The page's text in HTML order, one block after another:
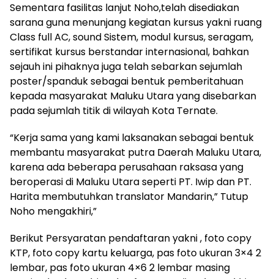
Sementara fasilitas lanjut Noho,telah disediakan
sarana guna menunjang kegiatan kursus yakni ruang
Class full AC, sound Sistem, modul kursus, seragam,
sertifikat kursus berstandar internasional, bahkan
sejauh ini pihaknya juga telah sebarkan sejumlah
poster/spanduk sebagai bentuk pemberitahuan
kepada masyarakat Maluku Utara yang disebarkan
pada sejumlah titik di wilayah Kota Ternate.
“Kerja sama yang kami laksanakan sebagai bentuk
membantu masyarakat putra Daerah Maluku Utara,
karena ada beberapa perusahaan raksasa yang
beroperasi di Maluku Utara seperti PT. Iwip dan PT.
Harita membutuhkan translator Mandarin,” Tutup
Noho mengakhiri,”
Berikut Persyaratan pendaftaran yakni , foto copy
KTP, foto copy kartu keluarga, pas foto ukuran 3×4 2
lembar, pas foto ukuran 4×6 2 lembar masing